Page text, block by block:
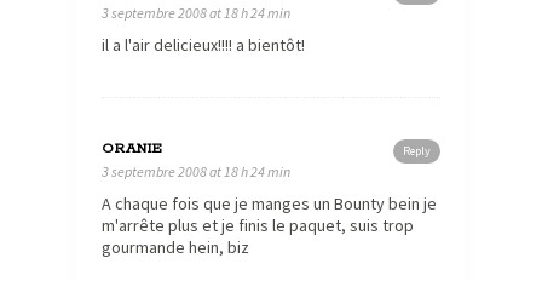
3 septembre 2008 at 18 h 24 min
il a l'air delicieux!!!! a bientôt!
Reply
ORANIE
3 septembre 2008 at 18 h 24 min
A chaque fois que je manges un Bounty bein je
m'arrête plus et je finis le paquet, suis trop
gourmande hein, biz